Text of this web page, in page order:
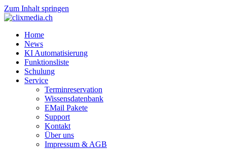
Zum Inhalt springen
Home
News
KI Automatisierung
Funktionsliste
Schulung
Service
Terminreservation
Wissensdatenbank
EMail Pakete
Support
Kontakt
Über uns
Impressum & AGB